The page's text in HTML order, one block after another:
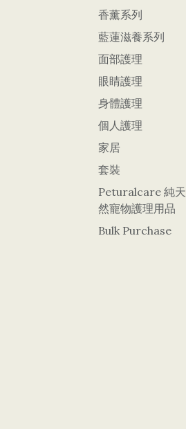
香薰系列
藍蓮滋養系列
面部護理
眼睛護理
身體護理
個人護理
家居
套裝
Peturalcare 純天
然寵物護理用品
Bulk Purchase